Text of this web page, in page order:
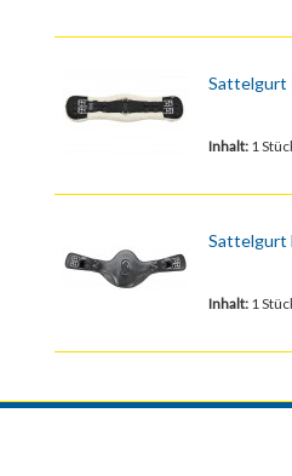
Sattelgurt
Inhalt: 1
Sattelgurt
Inhalt: 1